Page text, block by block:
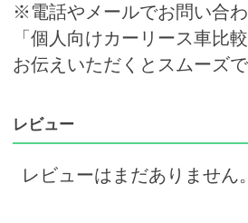
※電話やメールでお問い合わ
「個人向けカーリース車比
お伝えいただくとスムーズで
レビュー
レビューはまだありません。